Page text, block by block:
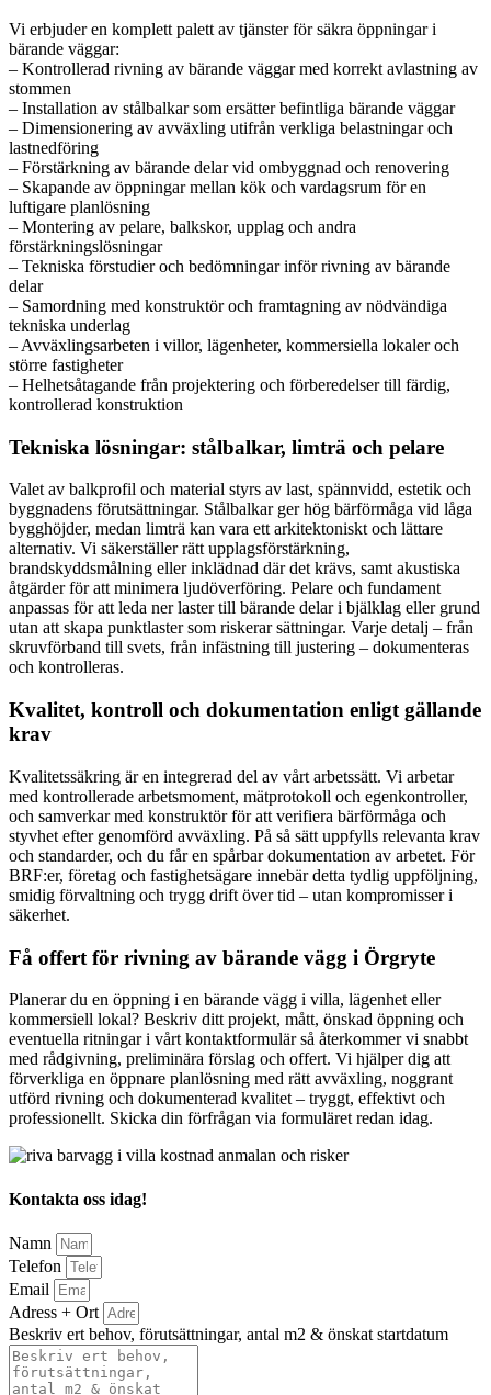
Vi erbjuder en komplett palett av tjänster för säkra öppningar i
bärande väggar:
– Kontrollerad rivning av bärande väggar med korrekt avlastning av
stommen
– Installation av stålbalkar som ersätter befintliga bärande väggar
– Dimensionering av avväxling utifrån verkliga belastningar och
lastnedföring
– Förstärkning av bärande delar vid ombyggnad och renovering
– Skapande av öppningar mellan kök och vardagsrum för en
luftigare planlösning
– Montering av pelare, balkskor, upplag och andra
förstärkningslösningar
– Tekniska förstudier och bedömningar inför rivning av bärande
delar
– Samordning med konstruktör och framtagning av nödvändiga
tekniska underlag
– Avväxlingsarbeten i villor, lägenheter, kommersiella lokaler och
större fastigheter
– Helhetsåtagande från projektering och förberedelser till färdig,
kontrollerad konstruktion
Tekniska lösningar: stålbalkar, limträ och pelare
Valet av balkprofil och material styrs av last, spännvidd, estetik och
byggnadens förutsättningar. Stålbalkar ger hög bärförmåga vid låga
bygghöjder, medan limträ kan vara ett arkitektoniskt och lättare
alternativ. Vi säkerställer rätt upplagsförstärkning,
brandskyddsmålning eller inklädnad där det krävs, samt akustiska
åtgärder för att minimera ljudöverföring. Pelare och fundament
anpassas för att leda ner laster till bärande delar i bjälklag eller grund
utan att skapa punktlaster som riskerar sättningar. Varje detalj – från
skruvförband till svets, från infästning till justering – dokumenteras
och kontrolleras.
Kvalitet, kontroll och dokumentation enligt gällande
krav
Kvalitetssäkring är en integrerad del av vårt arbetssätt. Vi arbetar
med kontrollerade arbetsmoment, mätprotokoll och egenkontroller,
och samverkar med konstruktör för att verifiera bärförmåga och
styvhet efter genomförd avväxling. På så sätt uppfylls relevanta krav
och standarder, och du får en spårbar dokumentation av arbetet. För
BRF:er, företag och fastighetsägare innebär detta tydlig uppföljning,
smidig förvaltning och trygg drift över tid – utan kompromisser i
säkerhet.
Få offert för rivning av bärande vägg i Örgryte
Planerar du en öppning i en bärande vägg i villa, lägenhet eller
kommersiell lokal? Beskriv ditt projekt, mått, önskad öppning och
eventuella ritningar i vårt kontaktformulär så återkommer vi snabbt
med rådgivning, preliminära förslag och offert. Vi hjälper dig att
förverkliga en öppnare planlösning med rätt avväxling, noggrant
utförd rivning och dokumenterad kvalitet – tryggt, effektivt och
professionellt. Skicka din förfrågan via formuläret redan idag.
Kontakta oss idag!
Namn
Telefon
Email
Adress + Ort
Beskriv ert behov, förutsättningar, antal m2 & önskat startdatum